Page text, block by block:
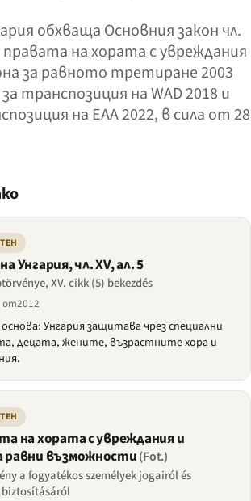
обхваща Основния закон чл.
правата на хората с увреждания
за равното третиране 2003
транспозиция на WAD 2018 и
на EAA 2022, в сила от 28
Унгария, чл. XV, ал. 5
XV. cikk (5) bekezdés
от2012
Унгария защитава чрез специални
децата, жените, възрастните хора и
на хората с увреждания и
равни възможности(Fot.)
a fogyatékos személyek jogairól és
biztosításáról